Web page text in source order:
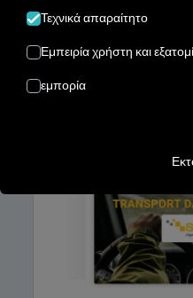
εμπλουτίσετε
υπηρεσίες. Το μόνο
καθώς και
Τεχνικά απαραίτητο
Εμπειρία χρήστη και
εμπορία